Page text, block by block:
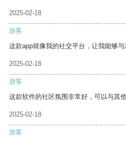
2025-02-18
游客
这款app就像我的社交平台，让我能够与
2025-02-18
游客
这款软件的社区氛围非常好，可以与其
2025-02-18
游客